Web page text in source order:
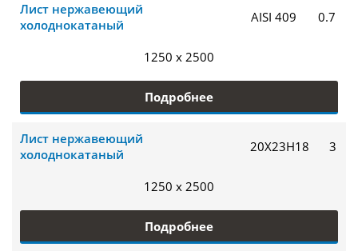
Лист нержавеющий
холоднокатаный
AISI 409 0.7
1250 x 2500
Подробнее
Лист нержавеющий
холоднокатаный
20Х23Н18 3
1250 x 2500
Подробнее